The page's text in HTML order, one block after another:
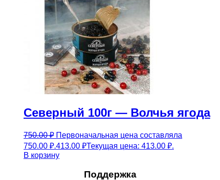
Северный 100г — Волчья ягода
750.00₽ Первоначальная цена составляла
750.00 ₽.413.00 ₽Текущая цена: 413.00 ₽.
В корзину
Поддержка